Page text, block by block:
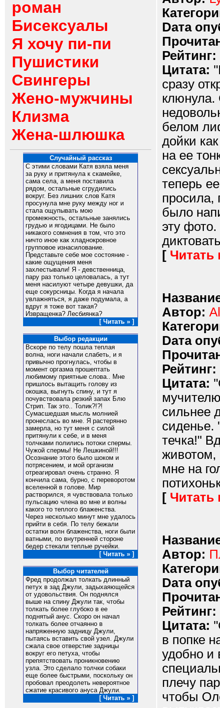
роман
Бисексуалы
Я хочу пи-пи
Пушистики
Свингеры
Жено-мужчины
Клизма
Жена-шлюшка
Случайный рассказ
С этими словами Катя взяла меня
за руку и притянула к скамейке,
сама села, а меня поставила
рядом, остальные сгрудились
вокруг. Без лишних слов Катя
просунула мне руку между ног и
стала ощупывать мою
промежность, остальные занялись
грудью и ягодицами. Не было
никакого сомнения в том, что это
ничто иное как хладнокровное
групповое изнасилование.
Представьте себе мое состояние -
какие ощущения меня
захлестывали! Я - девственница,
пару раз только целовалась, а тут
меня насилуют четыре девушки, да
еще сокурсницы. Когда я начала
увлажняться, я даже подумала, а
вдруг я тоже вот такая?
Извращенка? Лесбиянка?
[ Читать » ]
Выбор редакции
Вскоре по телу пошла теплая
волна, ноги начали слабеть, и я
привычно прогнулась, чтобы в
момент оргазма прошептать
любимому приятные слова.. Мне
пришлось вытащить голову из
окошка, выгнуть спину, и тут я
почувствовала резкий запах Блю
Стрип. Так это.. Толик?!?!
Сумасшедшая мысль молнией
пронеслась во мне. Я растерянно
замерла, но тут меня с силой
притянули к себе, и в меня
толчками полились потоки спермы.
Чужой спермы! Не Лешкиной!!!
Осознание этого было шоком и
потрясением, и мой организм
отреагировал очень странно. Я
кончила сама, бурно, с переворотом
вселенной в голове. Мир
растворился, я чувствовала только
пульсацию члена во мне и волны
какого то теплого блаженства.
Через несколько минут мне удалось
прийти в себя. По телу бежали
остатки волн блаженства, ноги были
ватными, по внутренней стороне
бедер стекали теплые ручейки.
[ Читать » ]
Выбор читателей
Фред продолжал толкать длинный
петух в зад Джули, задыхаяющейся
от удовольствия. Он поднялся
выше на спину Джули так, чтобы
толкать более глубоко в ее
поднятый анус. Скоро он начал
толкать более отчаянно в
напряженную задницу Джули,
пытаясь вставить свой узел. Джули
сжала свое отверстие задницы
вокруг его петуха, чтобы
препятствовать проникновению
узла. Это сделало толчки собаки
еще более быстрыми, поскольку он
пробовал преодолеть невероятное
сжатие красивого ануса Джули.
[ Читать » ]
Dата
Рейтинг:
Цитата:
сразу
клюнула.
белом
дойки
на ее
теперь
просила,
было
эту
[ Читать
Автор:
Dата
Рейтинг:
Цитата:
сильнее
сиденье.
течка!"
животом,
мне на
[ Читать
Автор:
Dата
Рейтинг:
Цитата:
в попке
удобно и
плечу
чтобы